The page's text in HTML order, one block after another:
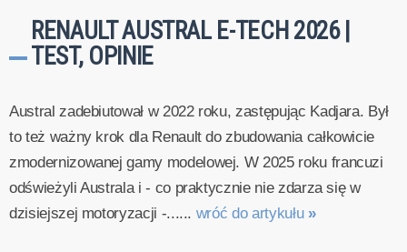
RENAULT AUSTRAL E-TECH 2026 |
TEST, OPINIE
Austral zadebiutował w 2022 roku, zastępując Kadjara. Był
to też ważny krok dla Renault do zbudowania całkowicie
zmodernizowanej gamy modelowej. W 2025 roku francuzi
odświeżyli Australa i - co praktycznie nie zdarza się w
dzisiejszej motoryzacji -...... wróć do artykułu »